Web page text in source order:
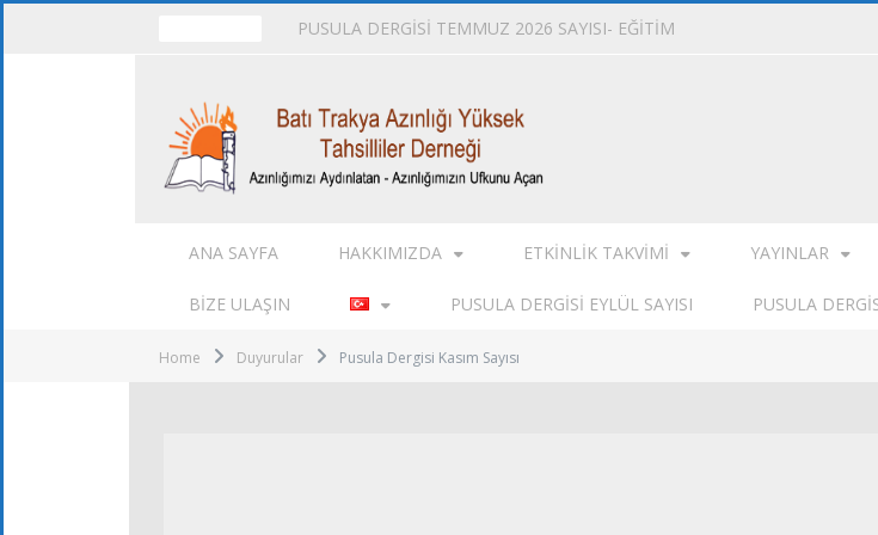
PUSULA DERGİSİ TEMMUZ 2026 SAYISI- EĞİTİM
ANA SAYFA HAKKIMIZDA ETKINLIK TAKVIMI YAYINLAR
BIZE ULAŞIN PUSULA DERGISI EYLÜL SAYISI PUSULA
Home Duyurular Pusula Dergisi Kasım Sayısı